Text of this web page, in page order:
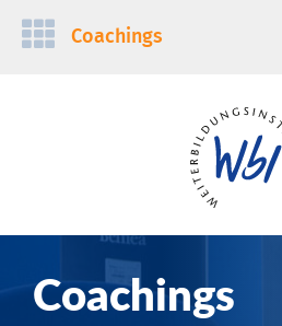
Navigation
Coachings
Coachings